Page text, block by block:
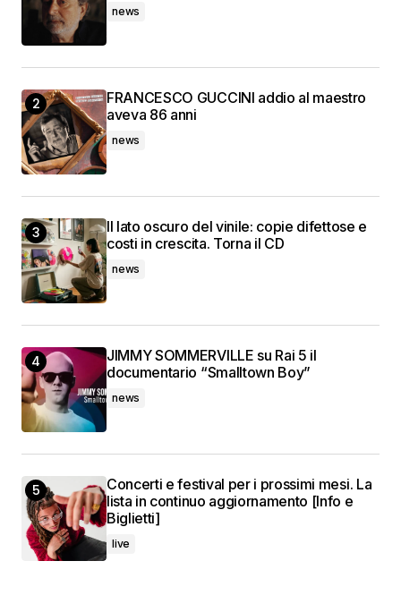
news
FRANCESCO GUCCINI addio al maestro
aveva 86 anni
news
Il lato oscuro del vinile: copie difettose e
costi in crescita. Torna il CD
news
JIMMY SOMMERVILLE su Rai 5 il
documentario “Smalltown Boy”
news
Concerti e festival per i prossimi mesi. La
lista in continuo aggiornamento [Info e
Biglietti]
live